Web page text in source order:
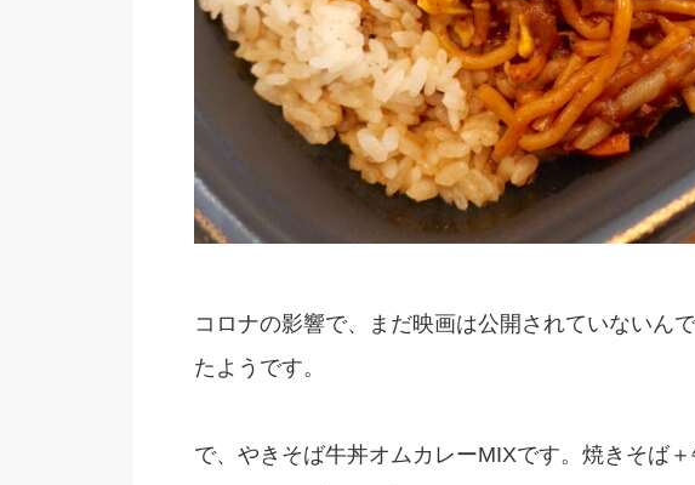
コロナの影響で、まだ映画は公開されていないん
たようです。
で、やきそば牛丼オムカレーMIXです。焼きそば